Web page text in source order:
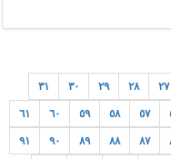
٢٧ ٢٨ ٢٩ ٣٠ ٣١
٥٧ ٥٨ ٥٩ ٦٠ ٦١
٨٧ ٨٨ ٨٩ ٩٠ ٩١